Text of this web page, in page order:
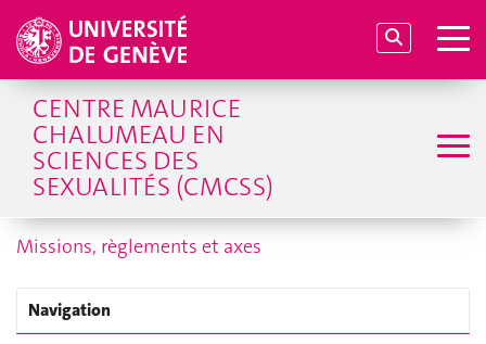
CENTRE MAURICE
CHALUMEAU EN
SCIENCES DES
SEXUALITÉS (CMCSS)
Missions, règlements et axes
Navigation